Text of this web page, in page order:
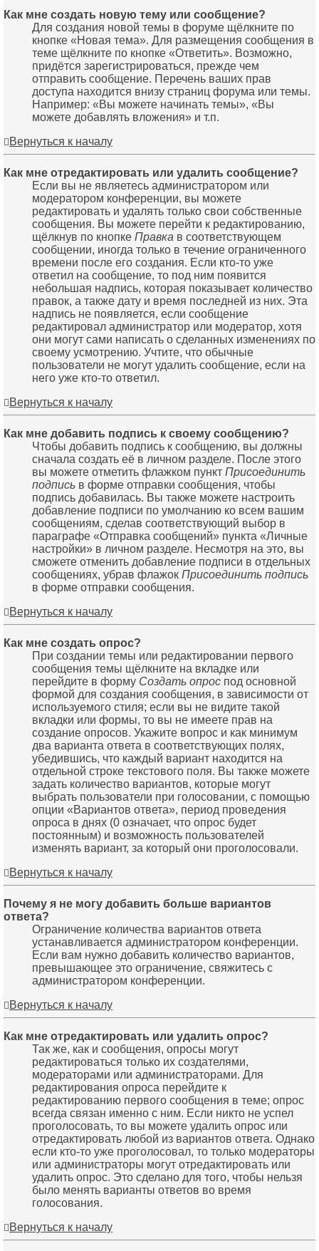
Как мне создать новую тему или сообщение?
Для создания новой темы в форуме щёлкните по
кнопке «Новая тема». Для размещения сообщения в
теме щёлкните по кнопке «Ответить». Возможно,
придётся зарегистрироваться, прежде чем
отправить сообщение. Перечень ваших прав
доступа находится внизу страниц форума или темы.
Например: «Вы можете начинать темы», «Вы
можете добавлять вложения» и т.п.
Вернуться к началу
Как мне отредактировать или удалить сообщение?
Если вы не являетесь администратором или
модератором конференции, вы можете
редактировать и удалять только свои собственные
сообщения. Вы можете перейти к редактированию,
щёлкнув по кнопке Правка в соответствующем
сообщении, иногда только в течение ограниченного
времени после его создания. Если кто-то уже
ответил на сообщение, то под ним появится
небольшая надпись, которая показывает количество
правок, а также дату и время последней из них. Эта
надпись не появляется, если сообщение
редактировал администратор или модератор, хотя
они могут сами написать о сделанных изменениях по
своему усмотрению. Учтите, что обычные
пользователи не могут удалить сообщение, если на
него уже кто-то ответил.
Вернуться к началу
Как мне добавить подпись к своему сообщению?
Чтобы добавить подпись к сообщению, вы должны
сначала создать её в личном разделе. После этого
вы можете отметить флажком пункт Присоединить
подпись в форме отправки сообщения, чтобы
подпись добавилась. Вы также можете настроить
добавление подписи по умолчанию ко всем вашим
сообщениям, сделав соответствующий выбор в
параграфе «Отправка сообщений» пункта «Личные
настройки» в личном разделе. Несмотря на это, вы
сможете отменить добавление подписи в отдельных
сообщениях, убрав флажок Присоединить подпись
в форме отправки сообщения.
Вернуться к началу
Как мне создать опрос?
При создании темы или редактировании первого
сообщения темы щёлкните на вкладке или
перейдите в форму Создать опрос под основной
формой для создания сообщения, в зависимости от
используемого стиля; если вы не видите такой
вкладки или формы, то вы не имеете прав на
создание опросов. Укажите вопрос и как минимум
два варианта ответа в соответствующих полях,
убедившись, что каждый вариант находится на
отдельной строке текстового поля. Вы также можете
задать количество вариантов, которые могут
выбрать пользователи при голосовании, с помощью
опции «Вариантов ответа», период проведения
опроса в днях (0 означает, что опрос будет
постоянным) и возможность пользователей
изменять вариант, за который они проголосовали.
Вернуться к началу
Почему я не могу добавить больше вариантов
ответа?
Ограничение количества вариантов ответа
устанавливается администратором конференции.
Если вам нужно добавить количество вариантов,
превышающее это ограничение, свяжитесь с
администратором конференции.
Вернуться к началу
Как мне отредактировать или удалить опрос?
Так же, как и сообщения, опросы могут
редактироваться только их создателями,
модераторами или администраторами. Для
редактирования опроса перейдите к
редактированию первого сообщения в теме; опрос
всегда связан именно с ним. Если никто не успел
проголосовать, то вы можете удалить опрос или
отредактировать любой из вариантов ответа. Однако
если кто-то уже проголосовал, то только модераторы
или администраторы могут отредактировать или
удалить опрос. Это сделано для того, чтобы нельзя
было менять варианты ответов во время
голосования.
Вернуться к началу